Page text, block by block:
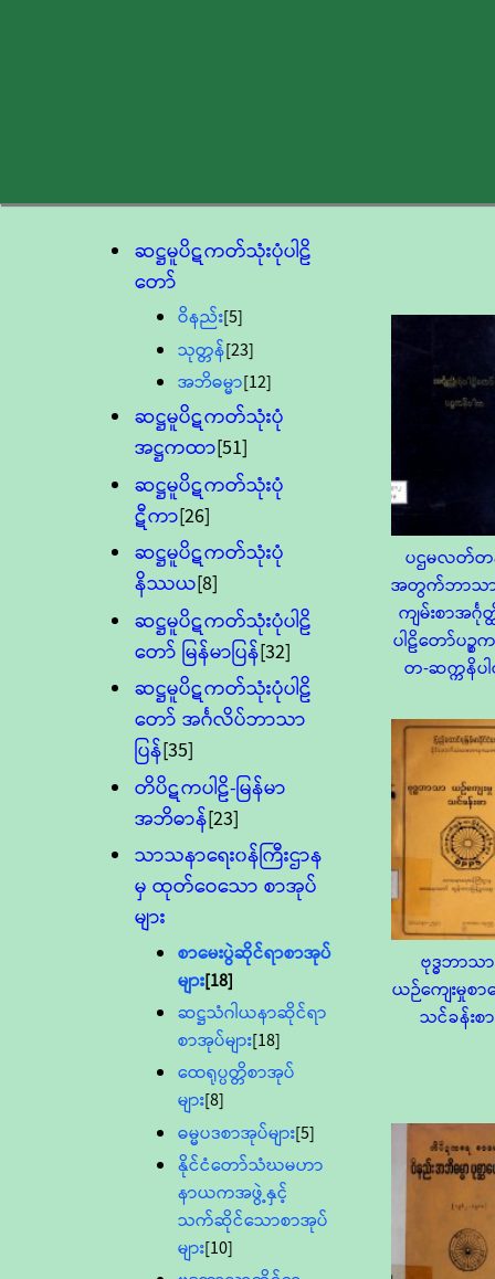
ဆဋ္ဌမူပိဋကတ်သုံးပုံပါဠိ
တော်
ဝိနည်း[5]
သုတ္တန်[23]
အဘိဓမ္မာ[12]
ဆဋ္ဌမူပိဋကတ်သုံးပုံ
အဋ္ဌကထာ[51]
ဆဋ္ဌမူပိဋကတ်သုံးပုံ
ဋီကာ[26]
ဆဋ္ဌမူပိဋကတ်သုံးပုံ
နိဿယ[8]
ဆဋ္ဌမူပိဋကတ်သုံးပုံပါဠိ
တော် မြန်မာပြန်[32]
ဆဋ္ဌမူပိဋကတ်သုံးပုံပါဠိ
တော် အင်္ဂလိပ်ဘာသာ
ပြန်[35]
တိပိဋကပါဠိ-မြန်မာ
အဘိဓာန်[23]
သာသနာရေး၀န်ကြီးဌာန
မှ ထုတ်ဝေသော စာအုပ်
များ
စာမေးပွဲဆိုင်ရာစာအုပ်
များ[18]
ဆဋ္ဌသံဂါယနာဆိုင်ရာ
စာအုပ်များ[18]
ထေရုပ္ပတ္တိစာအုပ်
များ[8]
ဓမ္မပဒစာအုပ်များ[5]
နိုင်ငံတော်သံဃမဟာ
နာယကအဖွဲ့နှင့်
သက်ဆိုင်သောစာအုပ်
များ[10]
ပဌမလတ်တ
အတွက်ဘာသာ
ကျမ်းစာအင်္ဂု
ပါဠိတော်ပဉ္စ
တ-ဆက္ကနိပ
ဗုဒ္ဓဘာသာ
ယဉ်ကျေးမှုစာ
သင်ခန်းစာ